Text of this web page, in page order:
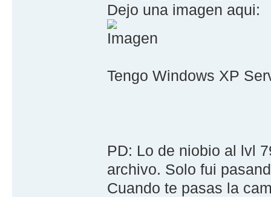
Dejo una imagen aqui:
Tengo Windows XP
PD: Lo de niobio al lvl
archivo. Solo fui
Cuando te pasas la